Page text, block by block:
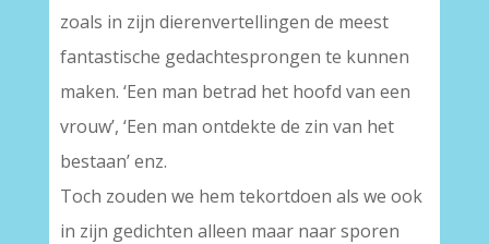
zoals in zijn dierenvertellingen de meest
fantastische gedachtesprongen te kunnen
maken. ‘Een man betrad het hoofd van een
vrouw’, ‘Een man ontdekte de zin van het
bestaan’ enz.
Toch zouden we hem tekortdoen als we ook
in zijn gedichten alleen maar naar sporen